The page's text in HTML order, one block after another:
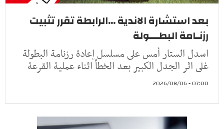
بعد استشارة الاندية ...الرابطة تقرر تثبيت
رزنـامة البطـــولة
اسدل الستار أمس على مسلسل إعادة رزنامة البطولة
غلى اثر الجدل الكبير بعد الخطأ اثناء عملية القرعة
07:00 - 2026/08/06